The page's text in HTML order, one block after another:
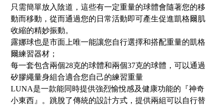
只需簡單放入陰道，這些有一定重量的球體會隨著您的移
動而移動，從而通過您的日常活動即可產生促進凱格爾肌
收縮的精妙振動。
露娜球也是市面上唯一能讓您自行選擇和搭配重量的凱格
爾練習器材；
每一套包含兩個28克的球體和兩個37克的球體，可以通過
矽膠繩量身組合適合您自己的練習重量
LUNA是一款能同時提供強烈愉悅感及健康功能的『神奇
小東西』。跳脫了傳統的設計方式，提供兩組可以自行替